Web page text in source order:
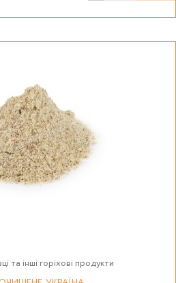
та інші горіхові продукти